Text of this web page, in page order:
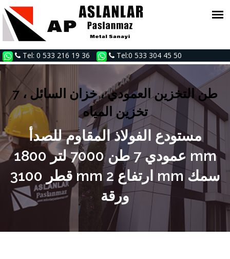
Tel: 0 533 216 19 36 Tel:0 533 304 45 50
7 طن التخزين العمودي ، خزان السائل ،
تخزين المياه
مستودع الفولاذ المقاوم للصدأ
عمودي 7 طن 7000 لتر 1800 mm
قطر 3100 mm ارتفاع 2 mm سمك
ورقة